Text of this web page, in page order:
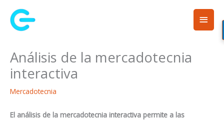
contenido
Análisis de la mercadotecnia
interactiva
Mercadotecnia
El análisis de la mercadotecnia interactiva permite a las